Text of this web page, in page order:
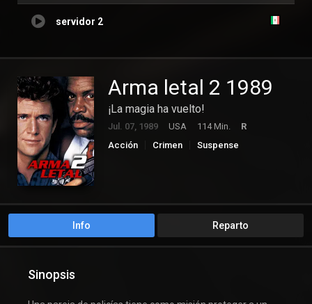
servidor 2
Arma letal 2 1989
¡La magia ha vuelto!
Jul. 07, 1989 USA 114 Min.
R
Acción
Crimen Suspense
Info Reparto
Sinopsis